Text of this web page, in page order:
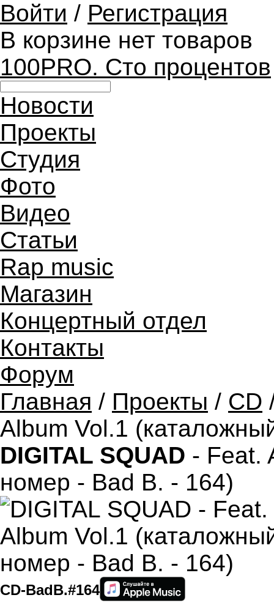
Войти / Регистрация
В корзине нет товаров
100PRO. Сто процентов
Новости
Проекты
Студия
Фото
Видео
Статьи
Rap music
Магазин
Концертный отдел
Контакты
Форум
Главная / Проекты / CD
Album Vol.1
DIGITAL SQUAD - Feat.
номер - Bad B. - 164)
CD-BadB.#164